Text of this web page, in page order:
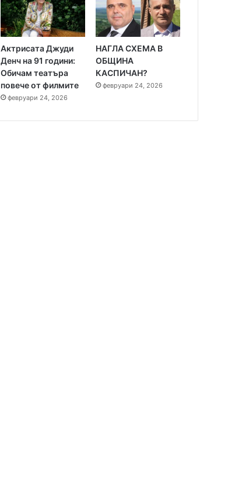
Нови шокиращи
вота: Как бюлетини
Актрисата Джуди
Денч на 91 години:
Обичам театъра
повече от филмите
февруари 24, 2026
НАГЛА СХЕМА В
ОБЩИНА
КАСПИЧАН?
февруари 24, 2026